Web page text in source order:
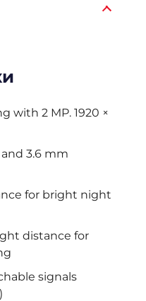
with 2 MP. 1920 ×
and 3.6 mm
for bright night
distance for
signals